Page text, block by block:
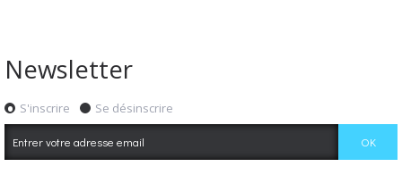
Newsletter
S'inscrire Se désinscrire